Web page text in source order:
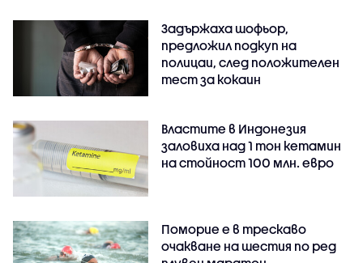
Задържаха шофьор,
предложил подкуп на
полицаи, след положителен
тест за кокаин
Властите в Индонезия
заловиха над 1 тон кетамин
на стойност 100 млн. евро
Поморие е в трескаво
очакване на шестия по ред